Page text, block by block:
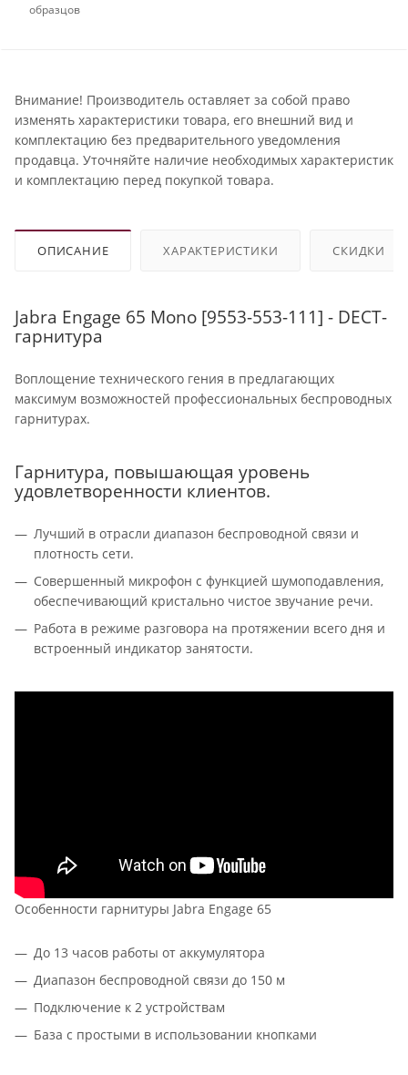
образцов
Внимание! Производитель оставляет за собой право
изменять характеристики товара, его внешний вид и
комплектацию без предварительного уведомления
продавца. Уточняйте наличие необходимых характеристик
и комплектацию перед покупкой товара.
ОПИСАНИЕ ХАРАКТЕРИСТИКИ СКИДКИ
Jabra Engage 65 Mono [9553-553-111] - DECT-
гарнитура
Воплощение технического гения в предлагающих
максимум возможностей профессиональных беспроводных
гарнитурах.
Гарнитура, повышающая уровень
удовлетворенности клиентов.
Лучший в отрасли диапазон беспроводной связи и
плотность сети.
Совершенный микрофон с функцией шумоподавления,
обеспечивающий кристально чистое звучание речи.
Работа в режиме разговора на протяжении всего дня и
встроенный индикатор занятости.
Особенности гарнитуры Jabra Engage 65
До 13 часов работы от аккумулятора
Диапазон беспроводной связи до 150 м
Подключение к 2 устройствам
База с простыми в использовании кнопками